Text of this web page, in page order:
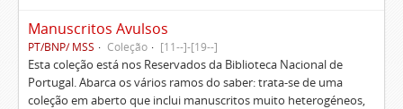
Manuscritos Avulsos
PT/BNP/ MSS Coleção [11--]-[19--]
Esta coleção está nos Reservados da Biblioteca Nacional de
Portugal. Abarca os vários ramos do saber: trata-se de uma
coleção em aberto que inclui manuscritos muito heterogéneos,